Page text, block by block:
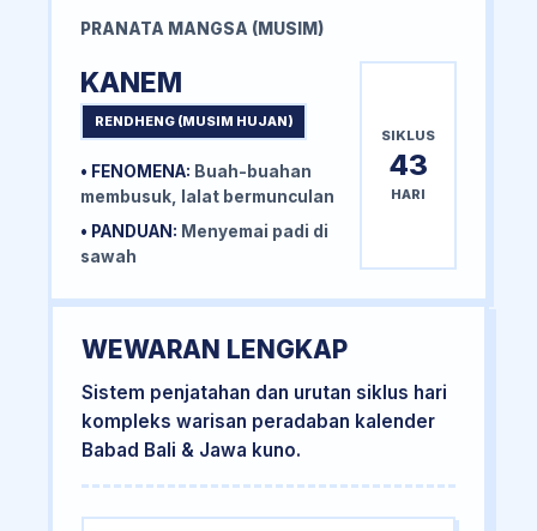
PRANATA MANGSA (MUSIM)
KANEM
RENDHENG (MUSIM HUJAN)
• FENOMENA: Buah-buahan
membusuk, lalat bermunculan
• PANDUAN: Menyemai padi di
sawah
SIKLUS
43
HARI
WEWARAN LENGKAP
Sistem penjatahan dan urutan siklus hari
kompleks warisan peradaban kalender
Babad Bali & Jawa kuno.